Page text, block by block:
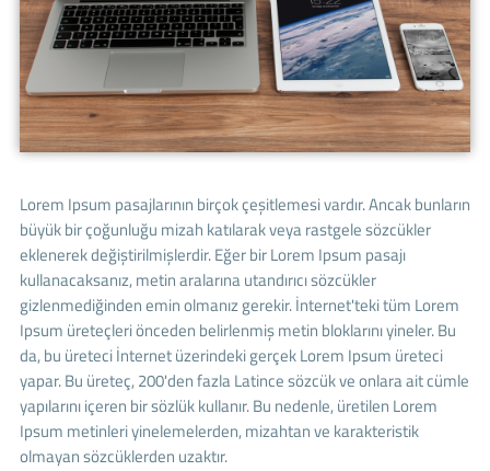
Lorem Ipsum pasajlarının birçok çeşitlemesi vardır. Ancak bunların
büyük bir çoğunluğu mizah katılarak veya rastgele sözcükler
eklenerek değiştirilmişlerdir. Eğer bir Lorem Ipsum pasajı
kullanacaksanız, metin aralarına utandırıcı sözcükler
gizlenmediğinden emin olmanız gerekir. İnternet'teki tüm Lorem
Ipsum üreteçleri önceden belirlenmiş metin bloklarını yineler. Bu
da, bu üreteci İnternet üzerindeki gerçek Lorem Ipsum üreteci
yapar. Bu üreteç, 200'den fazla Latince sözcük ve onlara ait cümle
yapılarını içeren bir sözlük kullanır. Bu nedenle, üretilen Lorem
Ipsum metinleri yinelemelerden, mizahtan ve karakteristik
olmayan sözcüklerden uzaktır.